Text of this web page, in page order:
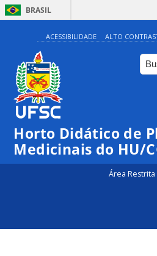
BRASIL
ACESSIBILIDADE ALTO
Horto Didático de
Medicinais do HU/
Área Restrita